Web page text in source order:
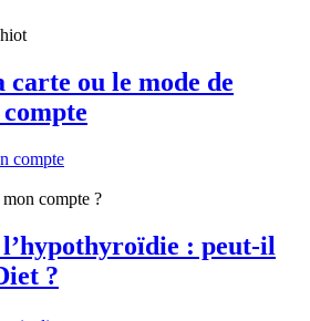
ou le mode de
compte
compte ?
: peut-il
?